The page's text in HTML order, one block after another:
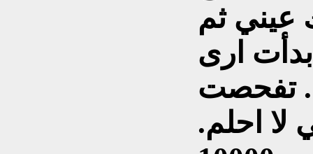
عيني ثم
ارى
تفحصت
لا احلم.